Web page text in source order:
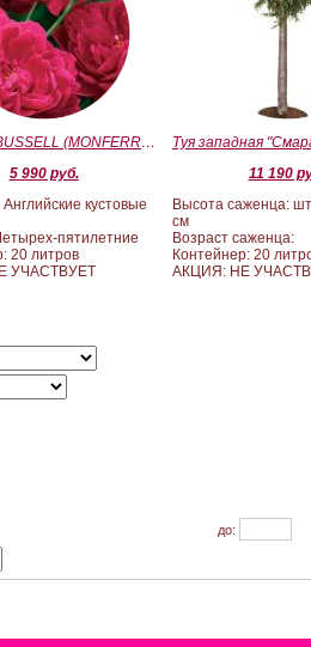
DARCEY BUSSELL (MONFERRATO) (Дарси Басл)
5 990 руб.
Английские кустовые
пятилетние
20 литров
УЧАСТВУЕТ
11 190
Высота саженца:
см
Возраст саженца:
Контейнер: 20
АКЦИЯ: НЕ
до: